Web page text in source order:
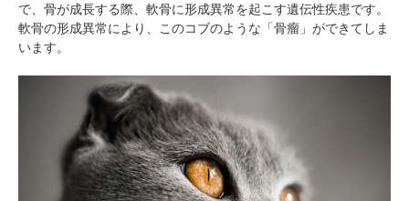
で、骨が成長する際、軟骨に形成異常を起こす遺伝性疾患です。
軟骨の形成異常により、このコブのような「骨瘤」ができてしま
います。